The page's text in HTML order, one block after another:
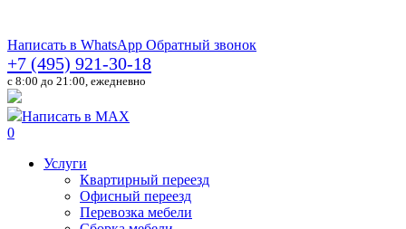
Написать в WhatsApp Обратный звонок
+7 (495) 921-30-18
c 8:00 до 21:00, ежедневно
Написать в MAX
0
Услуги
Квартирный переезд
Офисный переезд
Перевозка мебели